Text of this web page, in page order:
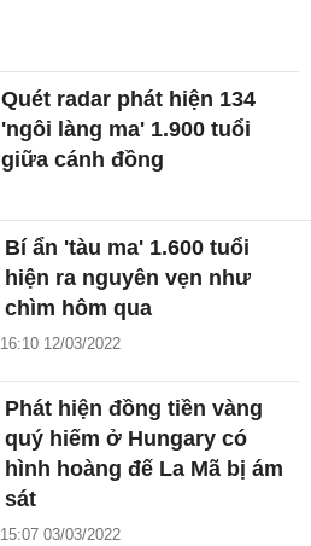
Quét radar phát hiện 134
'ngôi làng ma' 1.900 tuổi
giữa cánh đồng
Bí ẩn 'tàu ma' 1.600 tuổi
hiện ra nguyên vẹn như
chìm hôm qua
16:10 12/03/2022
Phát hiện đồng tiền vàng
quý hiếm ở Hungary có
hình hoàng đế La Mã bị ám
sát
15:07 03/03/2022